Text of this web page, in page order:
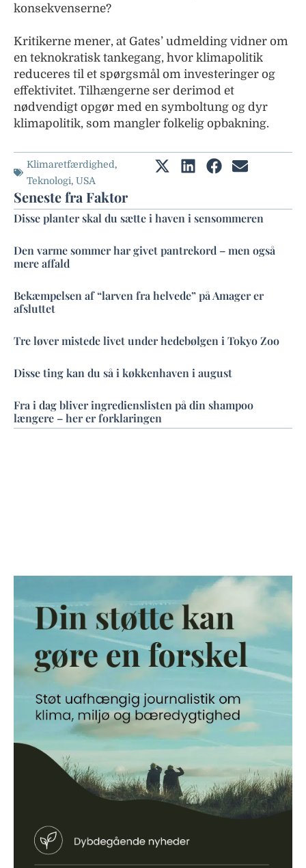
konsekvenserne?
Kritikerne mener, at Gates’ udmelding vidner om
en teknokratisk tankegang, hvor klimapolitik
reduceres til et spørgsmål om investeringer og
effektivitet. Tilhængerne ser derimod et
nødvendigt opgør med en symboltung og dyr
klimapolitik, som mangler folkelig opbakning.
Klimaretfærdighed ,
Teknologi, USA
Seneste fra Faktor
Disse planter skal du sætte i haven i sensommeren
Den varme sommer har givet pantrekord – men også
mere affald
Bekæmpelsen af “larven fra helvede” på Amager er
afsluttet
Tre løver mistede livet under hedebølgen i Tokyo Zoo
Disse ting kan du så i køkkenhaven i august
Fra i dag bliver ingredienslisten på din shampoo
længere – her er forklaringen